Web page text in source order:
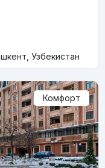
Узбекистан
Комфорт